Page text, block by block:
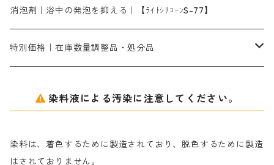
シルクフィックス３A｜絹の染料定着向上剤
ソーダ灰
染料溶解剤
セレナゾールPDN｜各種染料の染料溶解剤
化学糊（PVA）
防腐剤｜アルカリ性
部分脱色｜デグロリンSコンク
メイプロガムNP｜にじみ防止剤
アミラヂンD｜浸透・複色抑制剤
捺染糊
メイプロガムNP（綿・麻・絹用｜直接・酸性・含金染料用）
白場汚染防止剤｜ソーピング剤｜水洗する際の再汚染防止剤
ア行
カ行
ナ行
消泡剤｜浴中の発泡を抑える｜【ﾗｲﾄｼﾘｺｰﾝS-77】
特別価格｜在庫数量調整品・処分品
粉末顔料
染料液による汚染に注意してください。
染料は、着色するために製造されており、脱色するために製造
はされておりません。